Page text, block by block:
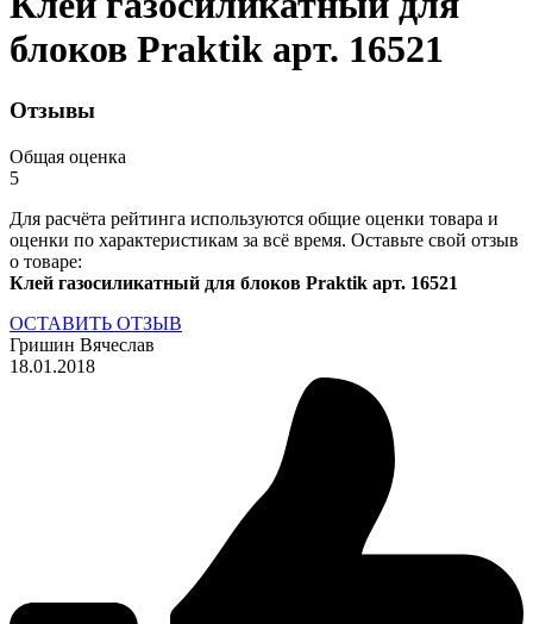
блоков Praktik арт. 16521
Отзывы
Общая оценка
5
Для расчёта рейтинга используются общие оценки товара и
оценки по характеристикам за всё время. Оставьте свой отзыв
о товаре:
Клей газосиликатный для блоков Praktik арт. 16521
ОСТАВИТЬ ОТЗЫВ
Гришин Вячеслав
18.01.2018